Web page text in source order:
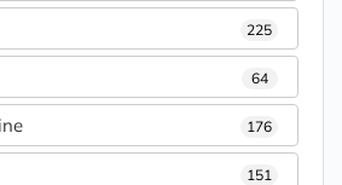
225
64
176
151